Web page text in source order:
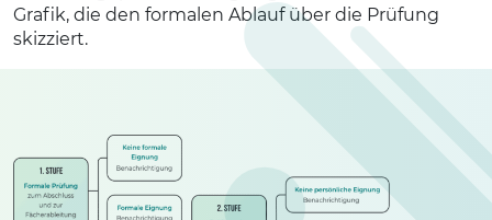
Grafik, die den formalen Ablauf über die Prüfung
skizziert.